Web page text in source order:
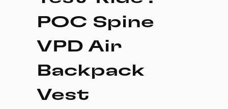
POC Spine
VPD Air
Backpack
Vest